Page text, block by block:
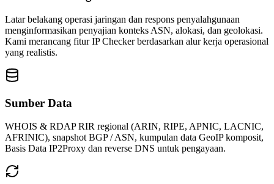
Latar belakang operasi jaringan dan respons penyalahgunaan
menginformasikan penyajian konteks ASN, alokasi, dan geolokasi.
Kami merancang fitur IP Checker berdasarkan alur kerja operasional
yang realistis.
Sumber Data
WHOIS & RDAP RIR regional (ARIN, RIPE, APNIC, LACNIC,
AFRINIC), snapshot BGP / ASN, kumpulan data GeoIP komposit,
Basis Data IP2Proxy dan reverse DNS untuk pengayaan.